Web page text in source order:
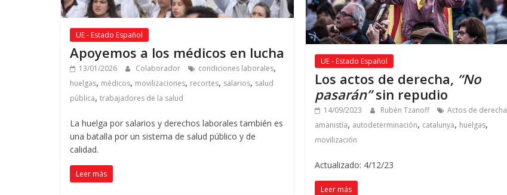
UE - Estado Español
Apoyemos a los médicos en lucha
13/01/2026 Colaborador condiciones laborales,
huelgas, médicos, movilizaciones, recortes, salarios, salud
pública, trabajadores de la salud
La huelga por salarios y derechos laborales también es
una batalla por un sistema de salud público y de
calidad.
Leer más
UE - Estado Español
Los actos de derecha, “No
pasarán”sin repudio
14/09/2023 Rubén Tzanoff Actos de derecha
amanistía, autodeterminación, catalunya, huelgas,
movilización
Actualizado: 4/12/23
Leer más